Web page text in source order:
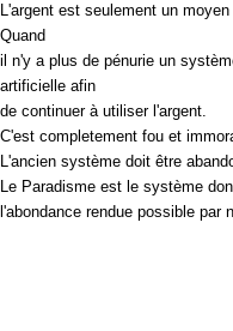
L'argent est seulement un
Quand
il n'y a plus de pénurie un
artificielle afin
de continuer à utiliser l'argent.
C'est completement fou et
L'ancien système doit être
Le Paradisme est le système
l'abondance rendue possible par